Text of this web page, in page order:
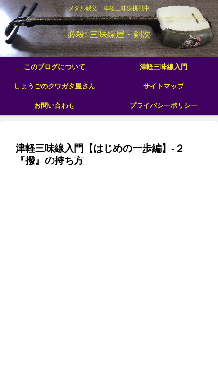
メタル親父 津軽三味線挑戦中
必殺! 三味線屋・剣次
このブログについて 津軽三味線入門
しょうごのクワガタ屋さん サイトマップ
お問い合わせ プライバシーポリシー
津軽三味線入門【はじめの一歩編】-２
『撥』の持ち方